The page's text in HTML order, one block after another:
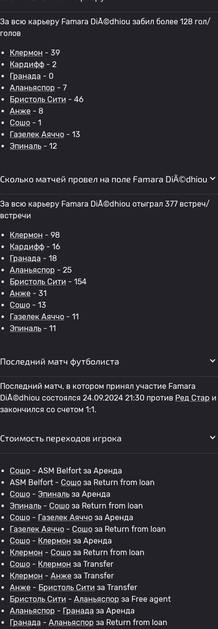
За всю карьеру Famara DiÃ©dhiou забил более 128 гол/
голов
Клермон - 39
Кардифф - 2
Гранада - 0
Аланьяспор - 7
Бристоль Сити - 46
Анже - 8
Сошо - 1
Газелек Аяччо - 13
Эпиналь - 12
Сколько матчей провел на поле Famara DiÃ©dhiou
За всю карьеру Famara DiÃ©dhiou отыграл 377 встреч/
встречи
Клермон - 98
Кардифф - 16
Гранада - 18
Аланьяспор - 25
Бристоль Сити - 154
Анже - 31
Сошо - 13
Газелек Аяччо - 11
Эпиналь - 11
Последний матч футболиста
Последний матч, в котором принял участие Famara
DiÃ©dhiou состоялся 24.09.2024 21:30 против Ред Стар и
закончился со счетом 1:1.
Стоимость переходов игрока
Сошо - ASM Belfort за Аренда
ASM Belfort - Сошо за Return from loan
Сошо - Эпиналь за Аренда
Эпиналь - Сошо за Return from loan
Сошо - Газелек Аяччо за Аренда
Газелек Аяччо - Сошо за Return from loan
Сошо - Клермон за Аренда
Клермон - Сошо за Return from loan
Сошо - Клермон за Transfer
Клермон - Анже за Transfer
Анже - Бристоль Сити за Transfer
Бристоль Сити - Аланьяспор за Free agent
Аланьяспор - Гранада за Аренда
Гранада - Аланьяспор за Return from loan